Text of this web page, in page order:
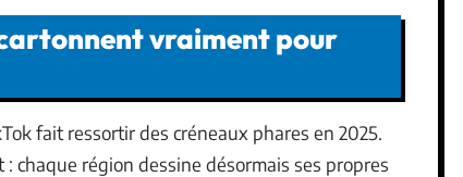
vraiment pour
fait ressortir des créneaux phares en 2025.
chaque région dessine désormais ses propres